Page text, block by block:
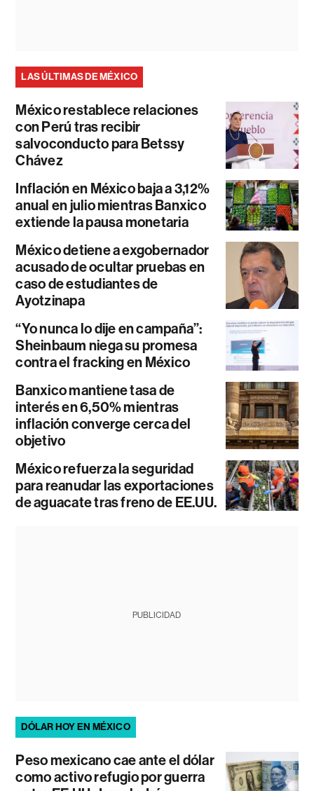
LAS ÚLTIMAS DE MÉXICO
México restablece relaciones
con Perú tras recibir
salvoconducto para Betssy
Chávez
Inflación en México baja a 3,12%
anual en julio mientras Banxico
extiende la pausa monetaria
México detiene a exgobernador
acusado de ocultar pruebas en
caso de estudiantes de
Ayotzinapa
“Yo nunca lo dije en campaña”:
Sheinbaum niega su promesa
contra el fracking en México
Banxico mantiene tasa de
interés en 6,50% mientras
inflación converge cerca del
objetivo
México refuerza la seguridad
para reanudar las exportaciones
de aguacate tras freno de EE.UU.
PUBLICIDAD
DÓLAR HOY EN MÉXICO
Peso mexicano cae ante el dólar
como activo refugio por guerra